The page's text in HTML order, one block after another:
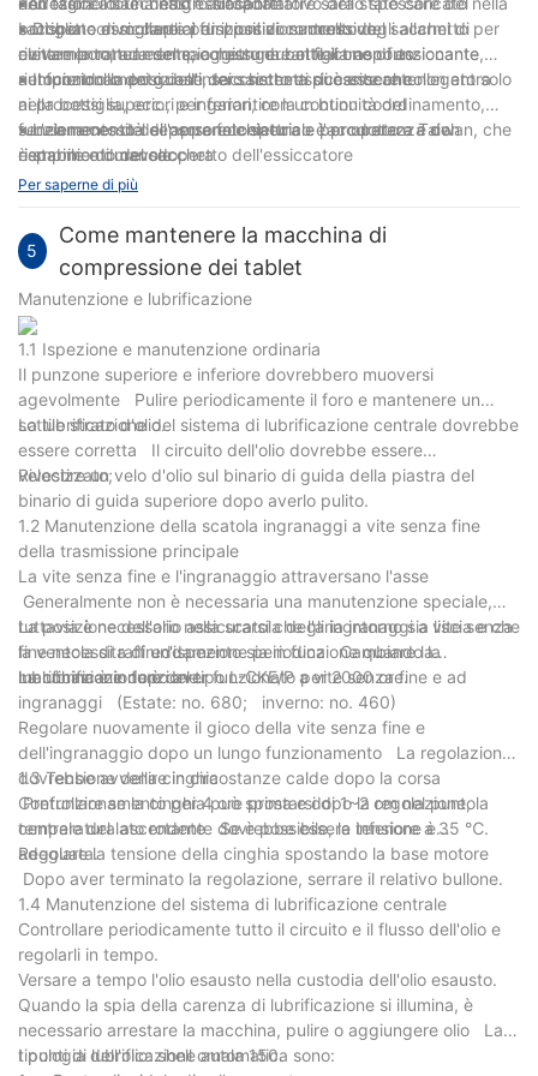
bottiglia convogliare al dispositivo successivo,
contemporaneamente, aggiungere al flacone di essiccante
riempiendo la posizione dei sacchetti di essiccante.
sacchetto essiccante per il posizionamento del sacchetto per
evitare la rottura del sacchetto durante il trasporto
▪ Dispone di molteplici funzioni di controllo degli allarmi di
rilevamento, ad esempio nessuna bottiglia non funzionante,
autocontrollo dei guasti, sacchetto essiccante che non entra
nella bottiglia, ecc., per garantire la continuità del
funzionamento dell'apparecchiatura e l'accuratezza del
riempimento del sacchetto dell'essiccatore
▪ Il funzionamento dell'intero sistema può essere collegato solo
ai processi superiori e inferiori, con un buon coordinamento,
senza necessità di personale speciale per operare e con
risparmio di manodopera
▪ L'elemento del sensore fotoelettrico è prodotto a Taiwan, che
è stabile e durevole.
Per saperne di più
5
Come mantenere la macchina di
compressione dei tablet
Manutenzione e lubrificazione
1.1 Ispezione e manutenzione ordinaria
Il punzone superiore e inferiore dovrebbero muoversi
agevolmente Pulire periodicamente il foro e mantenere un
sottile strato d'olio.
La lubrificazione del sistema di lubrificazione centrale dovrebbe
essere corretta Il circuito dell'olio dovrebbe essere
velocizzato;
Rivestire un velo d'olio sul binario di guida della piastra del
binario di guida superiore dopo averlo pulito.
1.2 Manutenzione della scatola ingranaggi a vite senza fine
della trasmissione principale
La vite senza fine e l'ingranaggio attraversano l'asse
Generalmente non è necessaria una manutenzione speciale,
tuttavia è necessario assicurarsi che l'aria intorno sia liscia e che
la ventola di raffreddamento sia in funzione quando la
macchina è in funzione.
La posizione dell'olio nella scatola degli ingranaggi a vite senza
fine necessita di un'ispezione periodica Cambiare la
lubrificazione dopo aver funzionato per 2000 ore.
La lubrificazione è del tipo L-CKE/P a vite senza fine e ad
ingranaggi (Estate: no. 680; inverno: no. 460)
Regolare nuovamente il gioco della vite senza fine e
dell'ingranaggio dopo un lungo funzionamento La regolazione
dovrebbe avvenire in circostanze calde dopo la corsa
Prefunzionamento per 4 ore prima e dopo la regolazione, la
temperatura ascendente dovrebbe essere inferiore a 35 ℃.
1.3 Tensione della cinghia
Controllare se la cinghia può spostarsi di 1~2 cm nel punto
centrale del lato rotante Se è possibile, la tensione è
adeguata.
Regolare la tensione della cinghia spostando la base motore
Dopo aver terminato la regolazione, serrare il relativo bullone.
1.4 Manutenzione del sistema di lubrificazione centrale
Controllare periodicamente tutto il circuito e il flusso dell'olio e
regolarli in tempo.
Versare a tempo l'olio esausto nella custodia dell'olio esausto.
Quando la spia della carenza di lubrificazione si illumina, è
necessario arrestare la macchina, pulire o aggiungere olio La
tipologia dell'olio: shell omala 150.
I punti di lubrificazione automatica sono: